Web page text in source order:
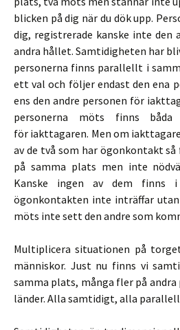
blicken på dig när du dök upp.
dig, registrerade kanske inte den
andra hållet. Samtidigheten har
personerna finns parallellt i
ett val och följer endast den ena
ens den andre personen för
personerna möts finns båda
för iakttagaren. Men om
av de två som har ögonkontakt
på samma plats men inte
Kanske ingen av dem finns i
ögonkontakten inte inträffar
möts inte sett den andre som
Multiplicera situationen på
människor. Just nu finns vi
samma plats, många fler på
länder. Alla samtidigt, alla